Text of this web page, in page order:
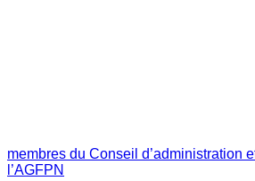
membres du Conseil d’administration
l’AGFPN